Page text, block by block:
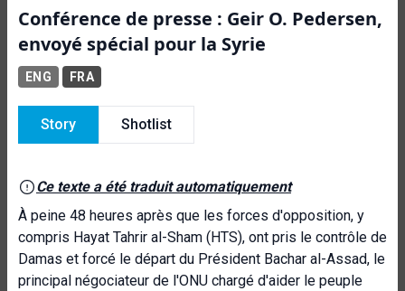
Conférence de presse : Geir O. Pedersen,
envoyé spécial pour la Syrie
ENG FRA
Story Shotlist
Ce texte a été traduit automatiquement
À peine 48 heures après que les forces d'opposition, y
compris Hayat Tahrir al-Sham (HTS), ont pris le contrôle de
Damas et forcé le départ du Président Bachar al-Assad, le
principal négociateur de l'ONU chargé d'aider le peuple